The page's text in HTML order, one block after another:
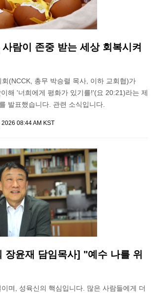
람이 존중 받는 세상 회복시켜
(NCCK, 총무 박승렬 목사, 이하 교회협)가
해 '너희에게 평화가 있기를!'(요 20:21)라는 제
발표했습니다. 관련 소식입니다.
2026 08:44 AM KST
장윤재 담임목사] "예수 나를 위
며, 성육신의 핵심입니다. 많은 사람들에게 더